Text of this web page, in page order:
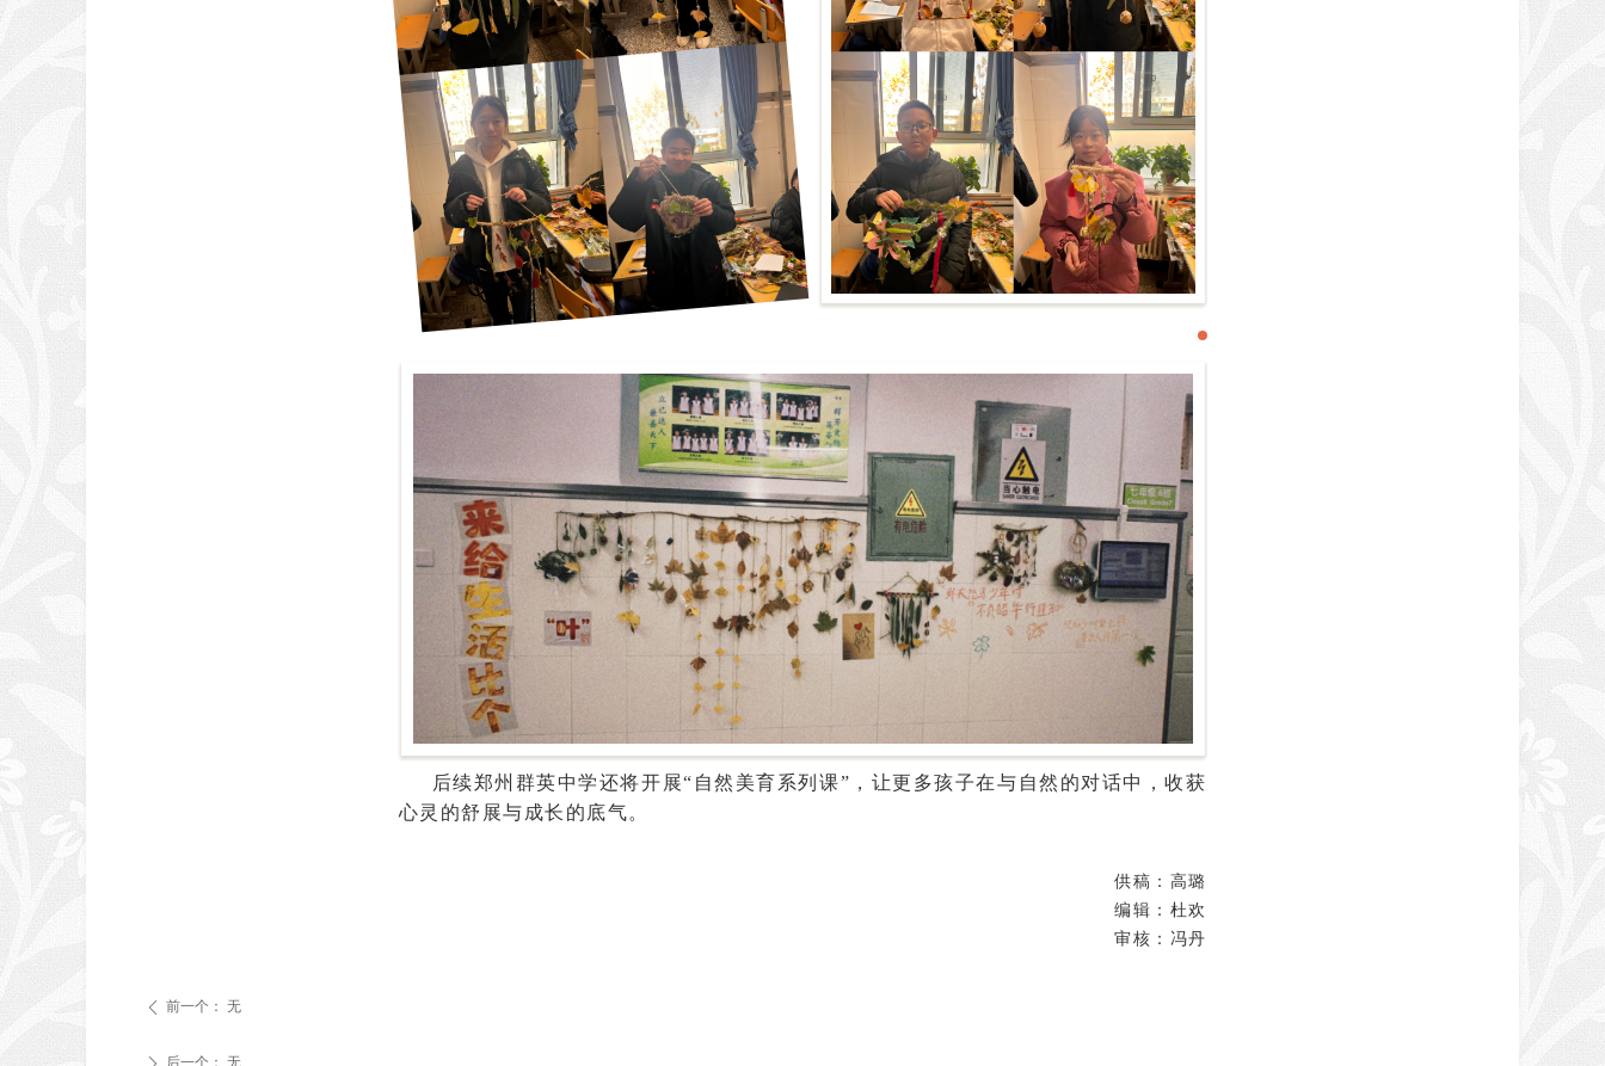
后续郑州群英中学还将开展“自然美育系列课”，让更多孩子在与自然的对话中，收获
心灵的舒展与成长的底气。
供稿：高璐
编辑：杜欢
审核：冯丹
ꄴ 前一个： 无
后一个： 无